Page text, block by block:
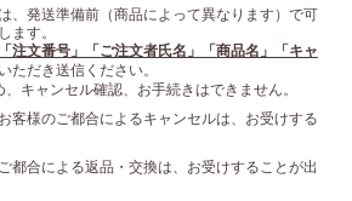
、発送準備前（商品によって異なります）で可
ます。
注文番号」「ご注文者氏名」「商品名」「キャ
ただき送信ください。
キャンセル確認、お手続きはできません。
客様のご都合によるキャンセルは、お受けする
都合による返品・交換は、お受けすることが出